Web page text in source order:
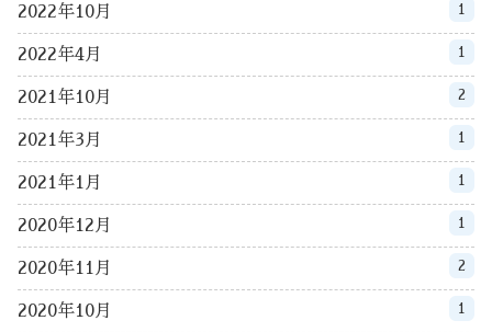
2022年10月 1
2022年4月 1
2021年10月 2
2021年3月 1
2021年1月 1
2020年12月 1
2020年11月 2
2020年10月 1